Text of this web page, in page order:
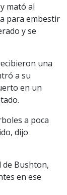
mató al
para embestir
y se
una
a su
en un
a poca
dijo
de Bushton,
en ese